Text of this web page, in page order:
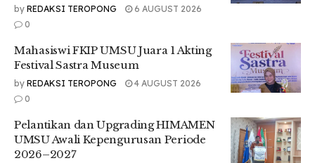
“Peran Kaum Milenial Dalam Menghadapi Dunia Pertanian di
Era Digitalisasi atau Era Revolusi 4.0” yang dimaksud akan
menambah wawasan nantinya bagi para undangan,” tutur
by REDAKSI TEROPONG
6 AUGUST 2026
0
Mahasiswi FKIP UMSU Juara 1 Akting
Festival Sastra Museum
by REDAKSI TEROPONG
4 AUGUST 2026
0
Pelantikan dan Upgrading HIMAMEN
UMSU Awali Kepengurusan Periode
2026–2027